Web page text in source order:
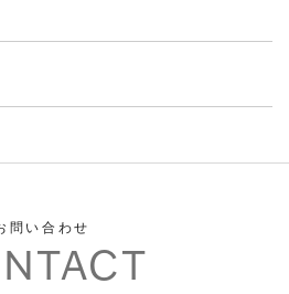
問い合わせ